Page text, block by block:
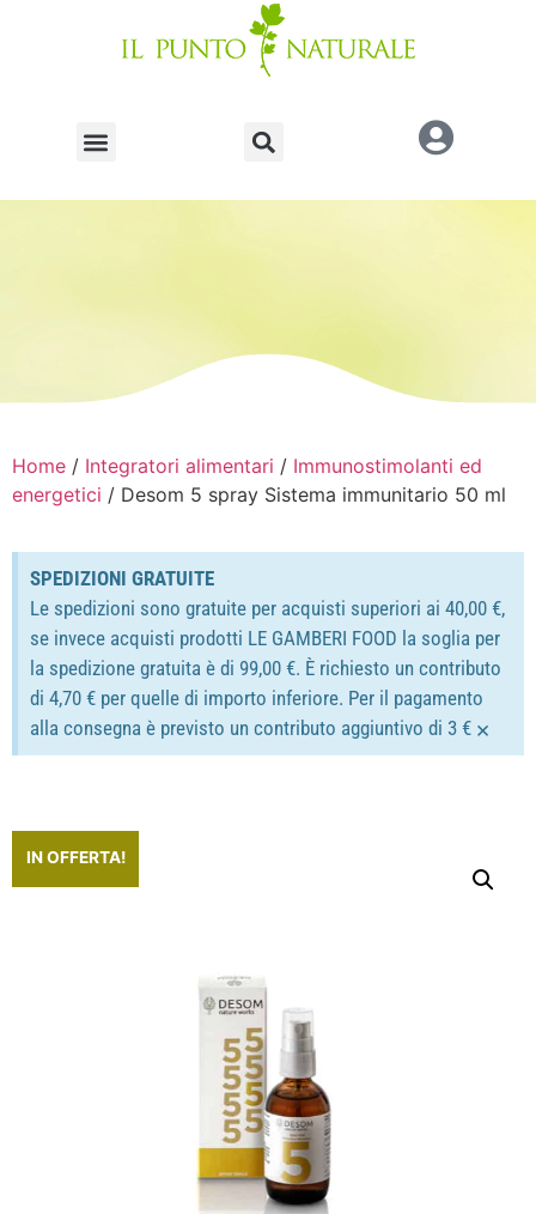
Home / Integratori alimentari / Immunostimolanti ed
energetici / Desom 5 spray Sistema immunitario 50 ml
SPEDIZIONI GRATUITE
Le spedizioni sono gratuite per acquisti superiori ai 40,00 €,
se invece acquisti prodotti LE GAMBERI FOOD la soglia per
la spedizione gratuita è di 99,00 €. È richiesto un contributo
di 4,70 € per quelle di importo inferiore. Per il pagamento
alla consegna è previsto un contributo aggiuntivo di 3 € ×
IN OFFERTA!